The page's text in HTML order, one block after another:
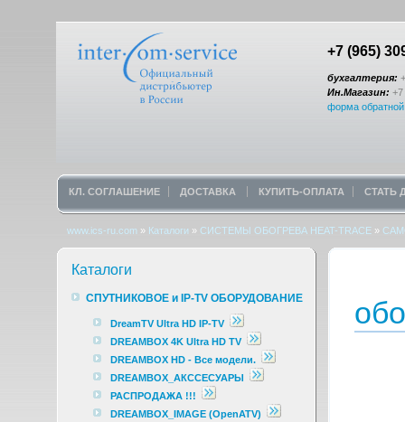
+7 (965)
бухгалтерия:
Ин.Магазин:
форма обратной
КЛ. СОГЛАШЕНИЕ ДОСТАВКА КУПИТЬ-ОПЛАТА СТАТЬ
www.ics-ru.com » Каталоги » СИСТЕМЫ ОБОГРЕВА HEAT-TRACE »
Каталоги
СПУТНИКОВОЕ и IP-TV ОБОРУДОВАНИЕ
DreamTV Ultra HD IP-TV
DREAMBOX 4K Ultra HD TV
DREAMBOX HD - Все модели.
DREAMBOX_АКССЕСУАРЫ
РАСПРОДАЖА !!!
DREAMBOX_IMAGE (OpenATV)